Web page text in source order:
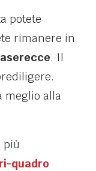
potete
rimanere in
. Il
meglio alla
più
ri-quadro